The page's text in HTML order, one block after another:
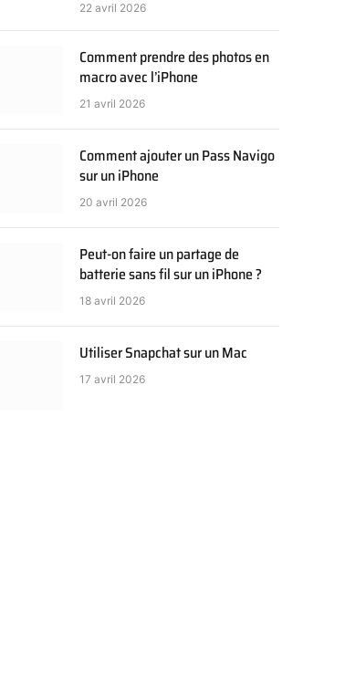
22 avril 2026
Comment prendre des photos en
macro avec l’iPhone
21 avril 2026
Comment ajouter un Pass Navigo
sur un iPhone
20 avril 2026
Peut-on faire un partage de
batterie sans fil sur un iPhone ?
18 avril 2026
Utiliser Snapchat sur un Mac
17 avril 2026